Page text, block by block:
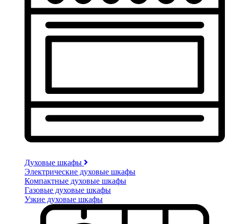
Духовые шкафы
Электрические духовые шкафы
Компактные духовые шкафы
Газовые духовые шкафы
Узкие духовые шкафы